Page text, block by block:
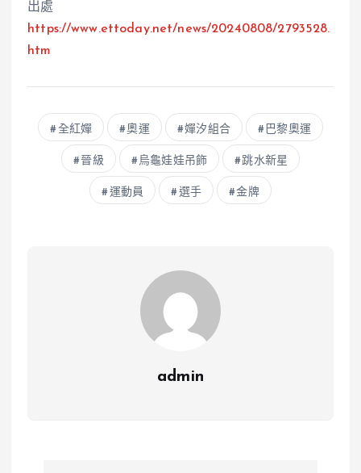
出處
https://www.ettoday.net/news/20240808/2793528.
htm
全紅嬋 奧運 嬋汐組合 巴黎奧運
晉級 烏龜娃娃吊飾 跳水新星
運動員 選手 金牌
admin